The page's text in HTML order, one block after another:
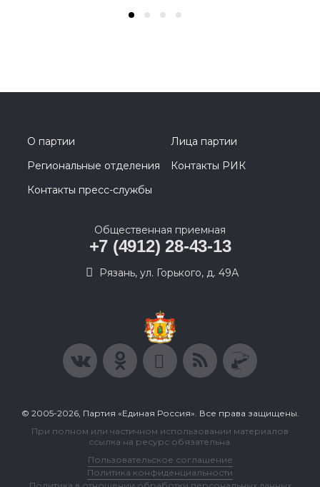
О партии
Лица партии
Региональные отделения
Контакты РИК
Контакты пресс-службы
Общественная приемная
+7 (4912) 28-43-13
Рязань, ул. Горького, д. 49А
© 2005-2026, Партия «Единая Россия». Все права защищены.
При полном или частичном использовании материалов
ссылка на ресурс обязательна.
Пользовательское соглашение
Политика конфиденциальности